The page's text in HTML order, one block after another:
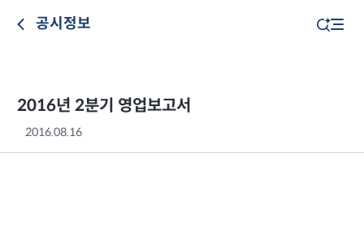
공시정보
2016년 2분기 영업보고서
2016.08.16